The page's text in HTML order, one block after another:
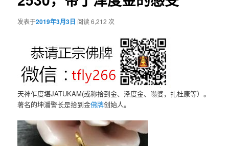
发表于2019年3月3日 阅读 6,212 次
天神乍度堪JATUKAM(或称拾到金、泽度金、嗡婆，扎杜康等）。
著名的坤潘警长是拾到金佛牌创始人。